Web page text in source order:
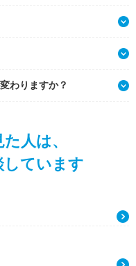
わりますか？
人は、
しています